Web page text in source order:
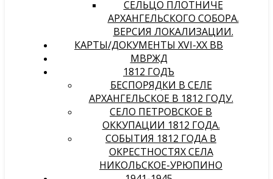
СЕЛЬЦО ПЛОТНИЧЕ
АРХАНГЕЛЬСКОГО СОБОРА.
ВЕРСИЯ ЛОКАЛИЗАЦИИ.
КАРТЫ/ДОКУМЕНТЫ XVI-XX ВВ
МВРЖД
1812 ГОДЪ
БЕСПОРЯДКИ В СЕЛЕ
АРХАНГЕЛЬСКОЕ В 1812 ГОДУ.
СЕЛО ПЕТРОВСКОЕ В
ОККУПАЦИИ 1812 ГОДА.
СОБЫТИЯ 1812 ГОДА В
ОКРЕСТНОСТЯХ СЕЛА
НИКОЛЬСКОЕ-УРЮПИНО